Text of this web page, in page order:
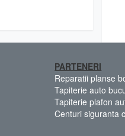
PARTENERI
Reparatii planse
Tapiterie auto
Tapiterie plafon
Centuri siguranta